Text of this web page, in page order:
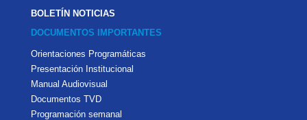
BOLETÍN NOTICIAS
DOCUMENTOS IMPORTANTES
Orientaciones Programáticas
Presentación Institucional
Manual Audiovisual
Documentos TVD
Programación semanal